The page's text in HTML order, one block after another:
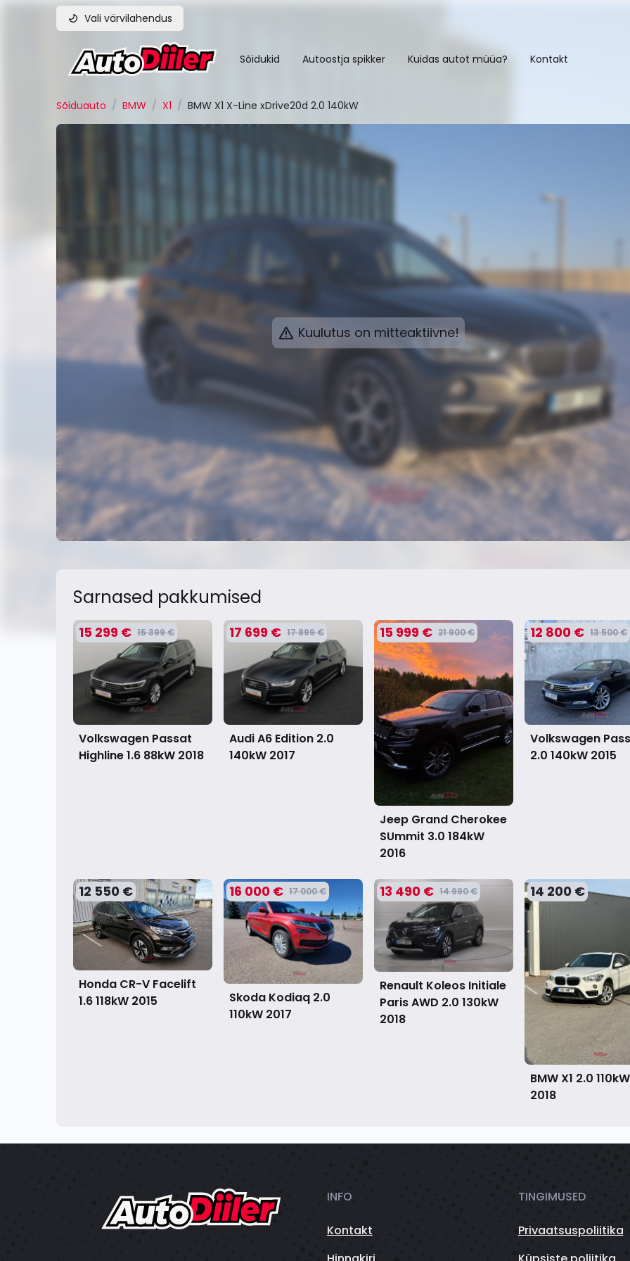
Vali värvilahendus
Sõidukid Autoostja spikker Kuidas autot müüa? Kontakt
Sõiduauto / BMW / X1 / BMW X1 X-Line xDrive20d 2.0 140kW
Kuulutus on mitteaktiivne!
Sarnased pakkumised
15 299 € 15 399 €
Volkswagen Passat
Highline 1.6 88kW 2018
17 699 € 17 899 €
Audi A6 Edition 2.0
140kW 2017
15 999 € 21 900 €
Jeep Grand Cherokee
SUmmit 3.0 184kW
2016
12 800 € 13 500 €
Volkswagen
2.0 140kW 2015
12 550 €
Honda CR-V Facelift
1.6 118kW 2015
16 000 € 17 000 €
Skoda Kodiaq 2.0
110kW 2017
13 490 € 14 990 €
Renault Koleos Initiale
Paris AWD 2.0 130kW
2018
14 200 €
BMW X1 2.0 110kW
2018
INFO
Kontakt
TINGIMUSED
Privaatsuspoliitika